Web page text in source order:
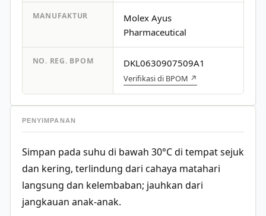
MANUFAKTUR
Molex Ayus
Pharmaceutical
NO. REG. BPOM DKL0630907509A1
Verifikasi di BPOM ↗
PENYIMPANAN
Simpan pada suhu di bawah 30°C di tempat sejuk
dan kering, terlindung dari cahaya matahari
langsung dan kelembaban; jauhkan dari
jangkauan anak-anak.